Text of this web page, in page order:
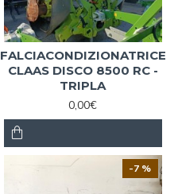
FALCIACONDIZIONATRICE
CLAAS DISCO 8500 RC -
TRIPLA
0,00€
-7 %